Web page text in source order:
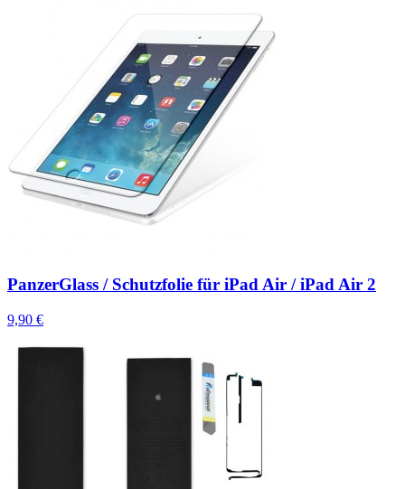
PanzerGlass / Schutzfolie für iPad Air / iPad Air 2
9,90 €